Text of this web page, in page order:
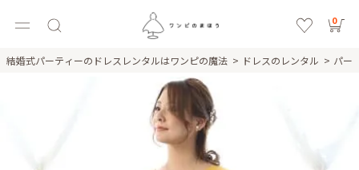
0
結婚式パーティーのドレスレンタルはワンピの魔法 ドレスのレンタル パー